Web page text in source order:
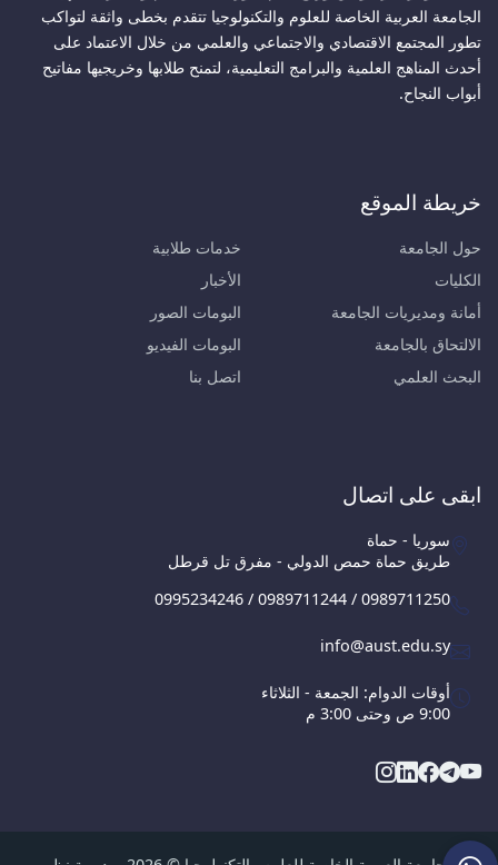
الجامعة العربية الخاصة للعلوم والتكنولوجيا تتقدم بخطى واثقة لتواكب
تطور المجتمع الاقتصادي والاجتماعي والعلمي من خلال الاعتماد على
أحدث المناهج العلمية والبرامج التعليمية، لتمنح طلابها وخريجيها مفاتيح
أبواب النجاح.
خريطة الموقع
حول الجامعة
الكليات
أمانة ومديريات الجامعة
الالتحاق بالجامعة
البحث العلمي
خدمات طلابية
الأخبار
البومات الصور
البومات الفيديو
اتصل بنا
ابقى على اتصال
سوريا - حماة
طريق حماة حمص الدولي - مفرق تل قرطل
0995234246 / 0989711244 / 0989711250
info@aust.edu.sy
أوقات الدوام: الجمعة - الثلاثاء
9:00 ص وحتى 3:00 م